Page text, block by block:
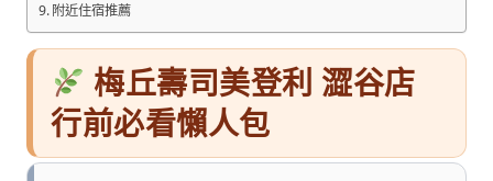
附近住宿推薦
梅丘壽司美登利 澀谷店
行前必看懶人包